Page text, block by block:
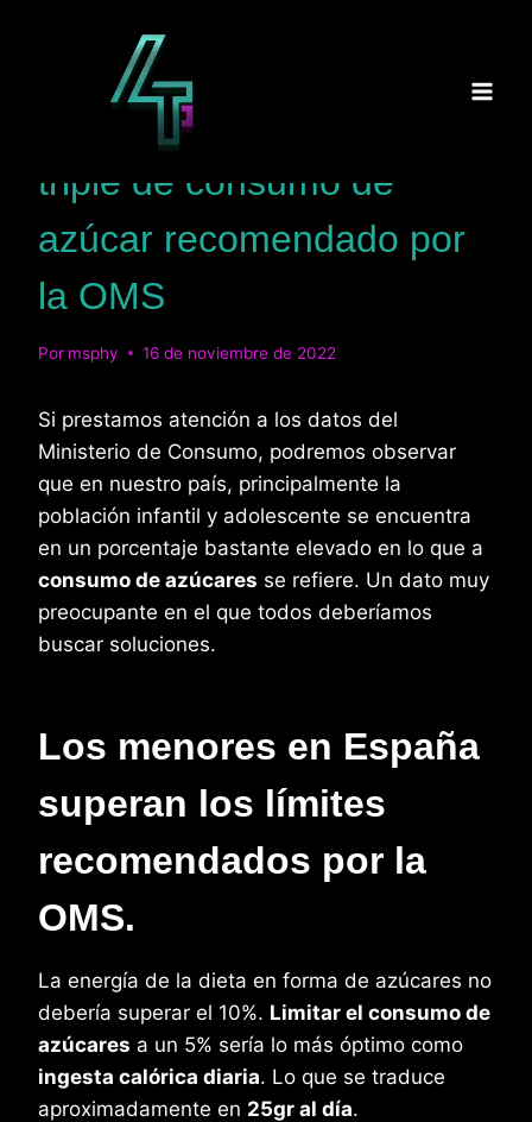
España supera casi el
triple de consumo de
azúcar recomendado por
la OMS
Por msphy 16 de noviembre de 2022
Si prestamos atención a los datos del
Ministerio de Consumo, podremos observar
que en nuestro país, principalmente la
población infantil y adolescente se encuentra
en un porcentaje bastante elevado en lo que a
consumo de azúcares se refiere. Un dato muy
preocupante en el que todos deberíamos
buscar soluciones.
Los menores en España
superan los límites
recomendados por la
OMS.
La energía de la dieta en forma de azúcares no
debería superar el 10%. Limitar el consumo de
azúcares a un 5% sería lo más óptimo como
ingesta calórica diaria. Lo que se traduce
aproximadamente en 25gr al día.